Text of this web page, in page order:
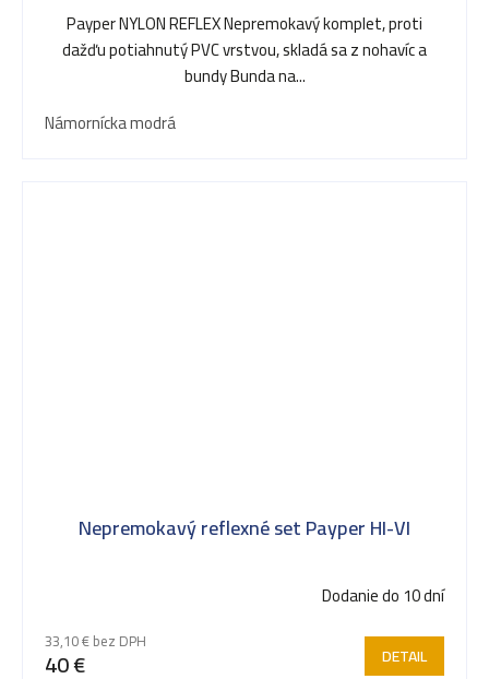
Payper NYLON REFLEX Nepremokavý komplet, proti
dažďu potiahnutý PVC vrstvou, skladá sa z nohavíc a
bundy Bunda na...
Námornícka modrá
Nepremokavý reflexné set Payper HI-VI
Dodanie do 10 dní
33,10 € bez DPH
40 € DETAIL